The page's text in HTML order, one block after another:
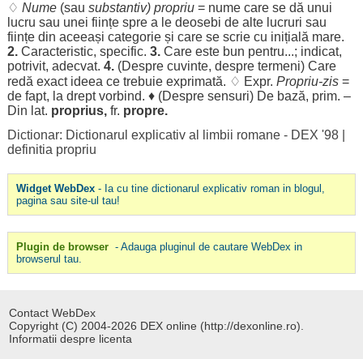
♢ Nume(sau substantiv) propriu= numecare se dă unui
lucru sau unei ființe sprea le deosebi de alte lucruri sau
ființedin aceeași categorieși care se scriecu inițială mare.
2. Caracteristic, specific. 3.Care este bun pentru...; indicat,
potrivit, adecvat. 4.(Despre cuvinte, despre termeni) Care
redă exact ideea ce trebuie exprimată. ♢ Expr. Propriu-zis=
de fapt, la drept vorbind. ♦ (Despre sensuri) De bază, prim. –
Din lat. proprius, fr. propre.
Dictionar: Dictionarul explicativ al limbii romane - DEX '98|
definitia propriu
Widget WebDex- Ia cu tine dictionarul explicativ roman in blogul,
pagina sau site-ul tau!
Plugin de browser - Adauga pluginul de cautare WebDex in
browserul tau.
Contact WebDex
Copyright (C) 2004-2026 DEX online (http://dexonline.ro).
Informatii despre licenta